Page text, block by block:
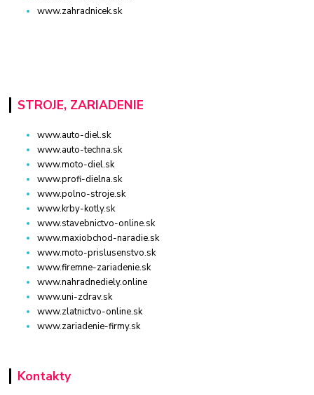
www.zahradnicek.sk
STROJE, ZARIADENIE
www.auto-diel.sk
www.auto-techna.sk
www.moto-diel.sk
www.profi-dielna.sk
www.polno-stroje.sk
www.krby-kotly.sk
www.stavebnictvo-online.sk
www.maxiobchod-naradie.sk
www.moto-prislusenstvo.sk
www.firemne-zariadenie.sk
www.nahradnediely.online
www.uni-zdrav.sk
www.zlatnictvo-online.sk
www.zariadenie-firmy.sk
Kontakty